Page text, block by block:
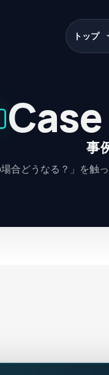
トップ
事
場合どうなる？」を触